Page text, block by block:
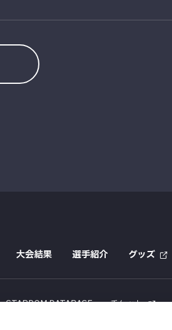
大会結果 選手紹介 グッズ
STARDOM DATABASE チケット